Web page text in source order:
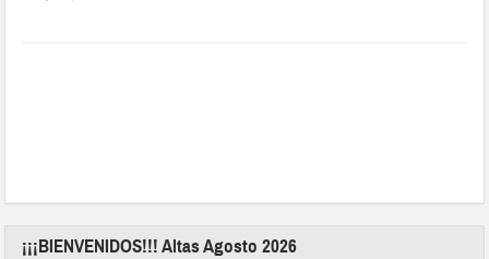
¡¡¡BIENVENIDOS!!! Altas Agosto 2026